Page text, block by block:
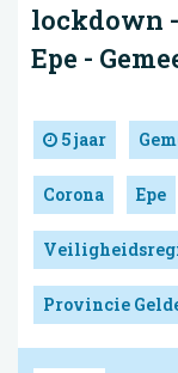
lockdown
Epe -
5 jaar
Corona Epe
Provincie